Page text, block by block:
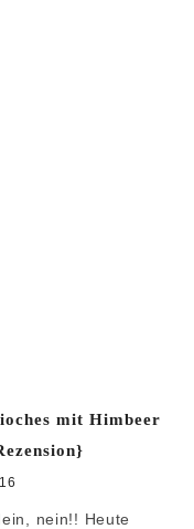
mit Himbeer
nein!! Heute